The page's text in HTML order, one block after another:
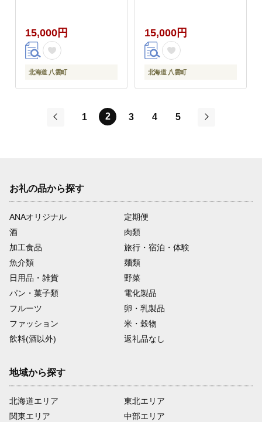
への配送不可
15,000円
北海道 八雲町
15,000円
北海道 八雲町
1 2 3 4
5
お礼の品から探す
ANAオリジナル
定期便
酒
肉類
加工食品
旅行・宿泊・体験
魚介類
麺類
日用品・雑貨
野菜
パン・菓子類
電化製品
フルーツ
卵・乳製品
ファッション
米・穀物
飲料(酒以外)
返礼品なし
地域から探す
北海道エリア
関東エリア
東北エリア
中部エリア